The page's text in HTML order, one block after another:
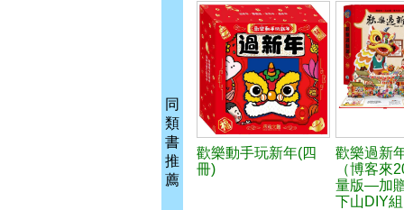
同
類
書
推
薦
歡樂動手玩新年(四
冊)
歡樂過新
（博客來
量版—加
下山DIY